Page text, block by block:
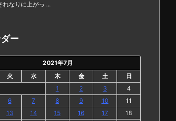
れなりに上がっ ...
ー
2021年7月
火 水 木 金 土
日
1
2 3
4
6 7 8 9 10
11
13 14 15 16 17
18